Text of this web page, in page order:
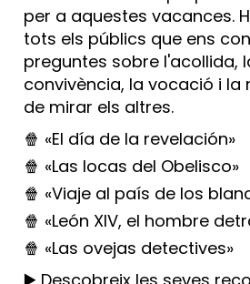
per a aquestes vacances.
tots els públics que ens
preguntes sobre l'acollida,
convivència, la vocació i la
de mirar els altres.
🍿 «El día de la revelación»
🍿 «Las locas del Obelisco»
🍿 «Viaje al país de los
🍿 «León XIV, el hombre
🍿 «Las ovejas detectives»